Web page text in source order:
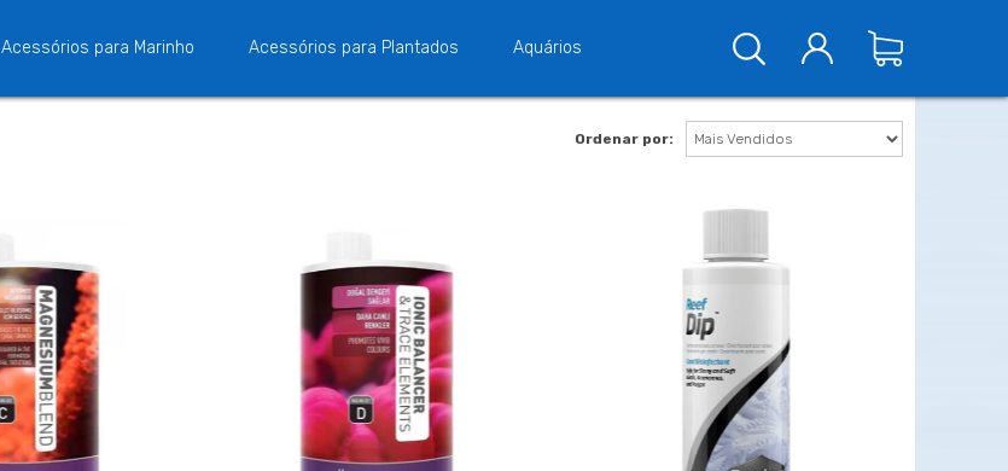
Acessórios para Marinho Acessórios para Plantados Aquários
Ordenar por: